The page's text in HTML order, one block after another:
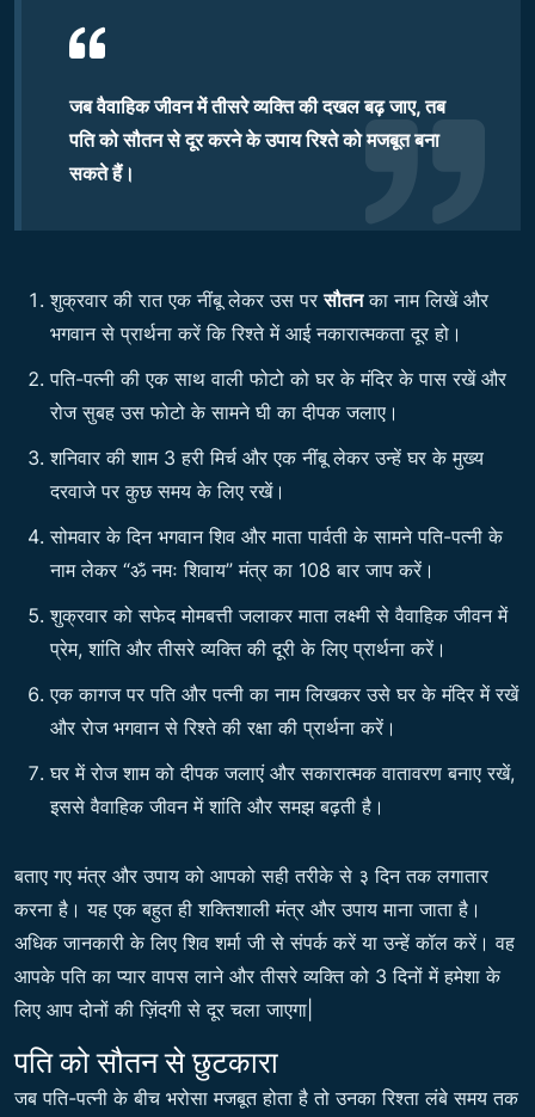
जब वैवाहिक जीवन में तीसरे व्यक्ति की दखल बढ़ जाए, तब
पति को सौतन से दूर करने के उपाय रिश्ते को मजबूत बना
सकते हैं।
शुक्रवार की रात एक नींबू लेकर उस परसौतनका नाम लिखें और
भगवान से प्रार्थना करें कि रिश्ते में आई नकारात्मकता दूर हो।
पति-पत्नी की एक साथ वाली फोटो को घर के मंदिर के पास रखें और
रोज सुबह उस फोटो के सामने घी का दीपक जलाए।
शनिवार की शाम 3 हरी मिर्च और एक नींबू लेकर उन्हें घर के मुख्य
दरवाजे पर कुछ समय के लिए रखें।
सोमवार के दिन भगवान शिव और माता पार्वती के सामने पति-पत्नी के
नाम लेकर “ॐ नमः शिवाय” मंत्र का 108 बार जाप करें।
शुक्रवार को सफेद मोमबत्ती जलाकर माता लक्ष्मी से वैवाहिक जीवन में
प्रेम, शांति और तीसरे व्यक्ति की दूरी के लिए प्रार्थना करें।
एक कागज पर पति और पत्नी का नाम लिखकर उसे घर के मंदिर में रखें
और रोज भगवान से रिश्ते की रक्षा की प्रार्थना करें।
घर में रोज शाम को दीपक जलाएं और सकारात्मक वातावरण बनाए रखें,
इससे वैवाहिक जीवन में शांति और समझ बढ़ती है।
बताए गए मंत्र और उपाय को आपको सही तरीके से ३ दिन तक लगातार
करना है। यह एक बहुत ही शक्तिशाली मंत्र और उपाय माना जाता है।
अधिक जानकारी के लिए शिव शर्मा जी से संपर्क करें या उन्हें कॉल करें। वह
आपके पति का प्यार वापस लाने और तीसरे व्यक्ति को 3 दिनों में हमेशा के
लिए आप दोनों की ज़िंदगी से दूर चला जाएगा|
पति को सौतन से छुटकारा
जब पति-पत्नी के बीच भरोसा मजबूत होता है तो उनका रिश्ता लंबे समय तक